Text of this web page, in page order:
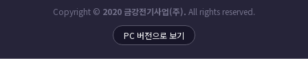
Copyright © 2020 금강전기사업(주). All rights reserved.
PC 버전으로 보기